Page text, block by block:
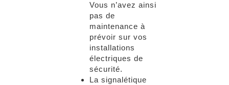
Vous n’avez ainsi
pas de
maintenance à
prévoir sur vos
installations
électriques de
sécurité.
La signalétique